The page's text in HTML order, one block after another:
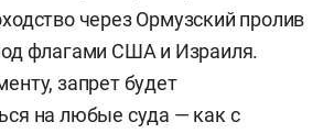
через Ормузский пролив
флагами США и Израиля.
запрет будет
на любые суда — как с